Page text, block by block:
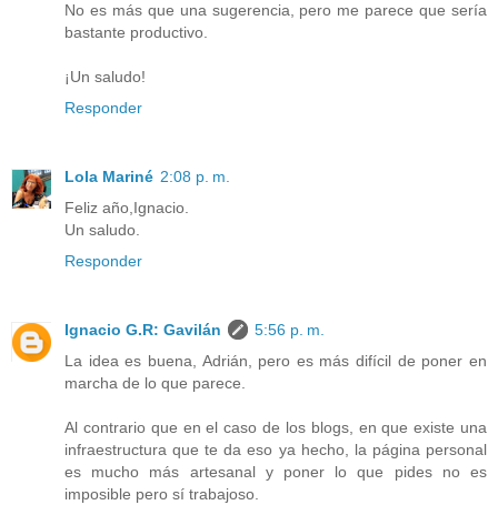
No es más que una sugerencia, pero me parece que sería
bastante productivo.
¡Un saludo!
Responder
Lola Mariné 2:08 p. m.
Feliz año,Ignacio.
Un saludo.
Responder
Ignacio G.R: Gavilán
5:56 p. m.
La idea es buena, Adrián, pero es más difícil de poner en
marcha de lo que parece.
Al contrario que en el caso de los blogs, en que existe una
infraestructura que te da eso ya hecho, la página personal
es mucho más artesanal y poner lo que pides no es
imposible pero sí trabajoso.